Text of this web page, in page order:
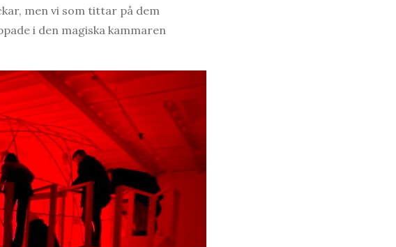
men vi som tittar på dem
i den magiska kammaren